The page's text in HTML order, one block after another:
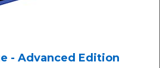
- Advanced Edition